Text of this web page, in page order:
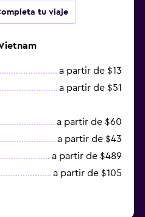
tu viaje
a partir de $13
a partir de $51
a partir de $60
a partir de $43
a partir de $489
a partir de $105